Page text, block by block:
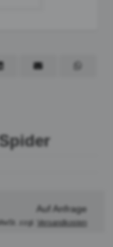
Auf Anfrage
zzgl. Versandkosten